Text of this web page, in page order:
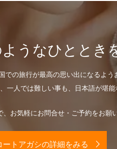
うなひととき
での旅行が最高の思い出になるよう
人では難しい事も、日本語が堪
お気軽にお問合せ・ご予約をお願
ートアガシの詳細をみる